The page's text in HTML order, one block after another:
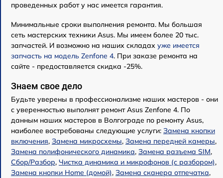
проведенных работ у нас имеется гарантия.
Минимальные сроки выполнения ремонта. Мы большая
сеть мастерских техники Asus. Мы имеем более 20 тыс.
запчастей. И возможно на наших складах уже имеется
запчасть на модель Zenfone 4. При заказе ремонта на
сайте - предоставляется скидка -25%.
Знаем свое дело
Будьте уверены в профессионализме наших мастеров - они
с уверенностью выполнят ремонт Asus Zenfone 4. По
данным наших мастеров в Волгограде по ремонту Asus,
наиболее востребованы следующие услуги: Замена кнопки
включения, Замена микросхемы, Замена передней камеры,
Замена полифонического динамика, Замена разъема SIM,
Сбор/Разбор, Чистка динамика и микрофонов (с разбором),
Замена кнопки Home (домой), Замена сканера отпечатка,